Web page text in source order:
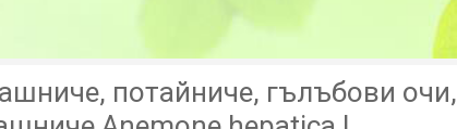
потайниче, гълъбови очи,